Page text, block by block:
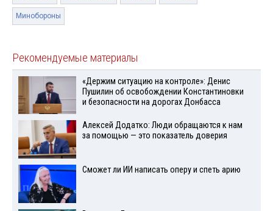
Минобороны
Рекомендуемые материалы
«Держим ситуацию на контроле»: Денис
Пушилин об освобождении Константиновки
и безопасности на дорогах Донбасса
Алексей Додатко: Люди обращаются к нам
за помощью — это показатель доверия
Сможет ли ИИ написать оперу и спеть арию